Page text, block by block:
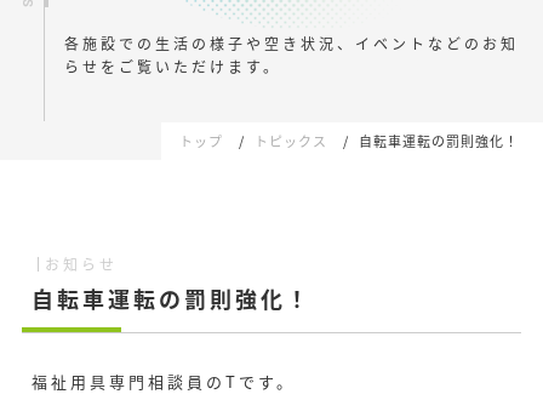
各施設での生活の様子や空き状況、イベントなどの お知
らせをご覧いただけます。
トップ トピックス 自転車運転の罰則強化！
お知らせ
自転車運転の罰則強化！
福祉用具専門相談員のTです。